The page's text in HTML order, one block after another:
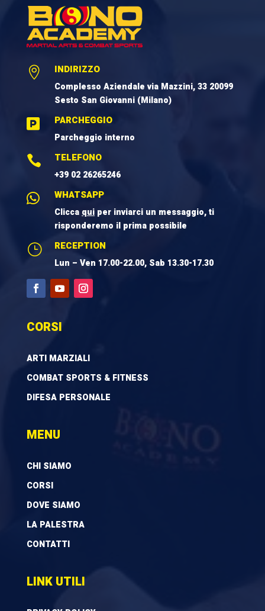
 INDIRIZZO
Complesso Aziendale via Mazzini, 33 20099
Sesto San Giovanni (Milano)
 PARCHEGGIO
Parcheggio interno
 TELEFONO
+39 02 26265246
 WHATSAPP
Clicca quiper inviarci un messaggio, ti
risponderemo il prima possibile
} RECEPTION
Lun – Ven 17.00-22.00, Sab 13.30-17.30
CORSI
ARTI MARZIALI
COMBAT SPORTS & FITNESS
DIFESA PERSONALE
MENU
CHI SIAMO
CORSI
DOVE SIAMO
LA PALESTRA
CONTATTI
LINK UTILI